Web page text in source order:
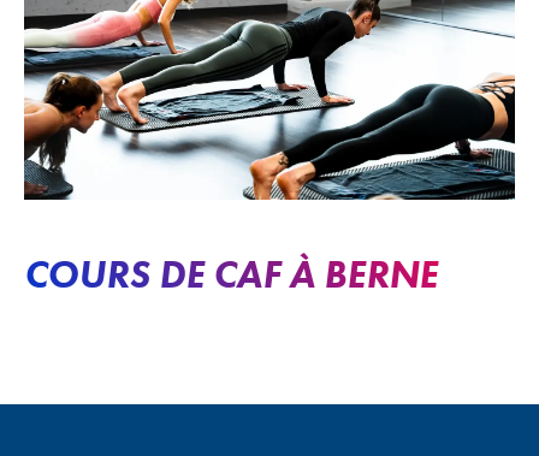
COURS DE CAF À BERNE